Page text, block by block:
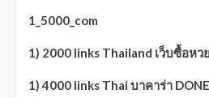
1_5000_com
1) 2000 links Thailand เว็บซื้อหว
1) 4000 links Thai บาคาร่า DONE